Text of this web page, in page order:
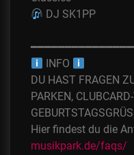
DJ SK1PP
INFO
DU HAST FRAGEN
PARKEN,
Hier findest du die
musikpark.de/faqs/